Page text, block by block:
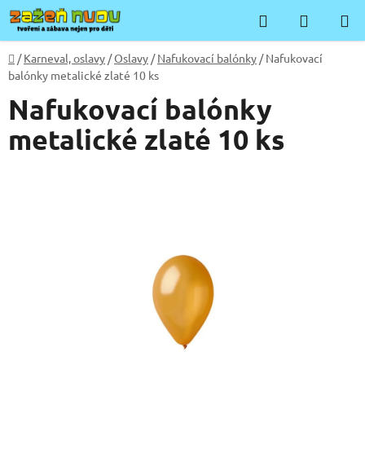
Přejít
na
obsah
Hledat
KOŠÍK
Domů
/ Karneval, oslavy /Oslavy / Nafukovací balónky / Nafukovací
balónky metalické zlaté 10 ks
Nafukovací balónky
metalické zlaté 10 ks